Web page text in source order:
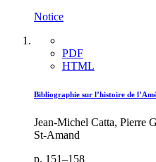
Notice
PDF
HTML
Bibliographie sur l’histoire de
Jean-Michel Catta, Pierre
St-Amand
p. 151–158